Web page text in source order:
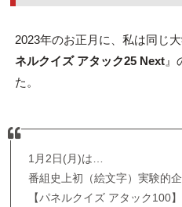
2023年のお正月に、私は同じ
ネルクイズ アタック25 Next』
た。
1月2日(月)は…
番組史上初（絵文字）実験的企
【パネルクイズ アタック100】